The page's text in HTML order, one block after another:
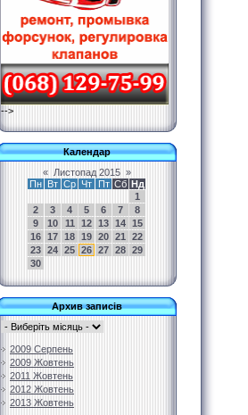
-->
Календар
«
Листопад 2015 »
Пн Вт Ср Чт Пт Сб Нд
1
2
3 4 5 6 7
8
9
10 11 12 13 14 15
16 17 18 19 20 21
22
23 24 25 26 27 28 29
30
Архив записів
2009 Серпень
2009 Жовтень
2011 Жовтень
2012 Жовтень
2013 Жовтень